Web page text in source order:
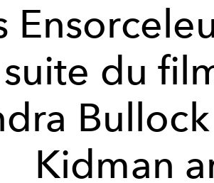
suite du
Kidman